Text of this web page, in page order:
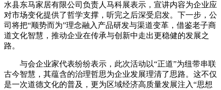
水县东马家居有限公司负责人马科展表示，宣讲内容为企业应
对市场变化提供了哲学支撑，听完之后深受启发。下一步，公
司将把“顺势而为”理念融入产品研发与渠道变革，借鉴老子商
道文化智慧，推动企业在传承与创新中走出更稳健的发展之
路。
与会企业家代表纷纷表示，此次活动以“正道”为纽带串联
古今智慧，其蕴含的治理哲思为企业发展理清了思路。这不仅
是一次道德文化的普及，更为区域经济高质量发展注入“思想